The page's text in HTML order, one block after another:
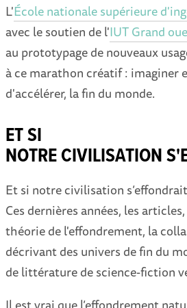
L'École nationale supérieure
avec le soutien de l'IUT Grand
au prototypage de nouveaux
à ce marathon créatif : imaginer
d'accélérer, la fin du monde.
ET SI
NOTRE CIVILISATION
Et si notre civilisation
Ces dernières années, les
théorie de l'effondrement, la
décrivant des univers de fin du
de littérature de science-fiction